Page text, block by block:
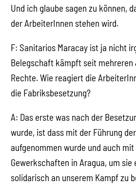
Und ich glaube sagen zu können,
der ArbeiterInnen stehen wird.
F: Sanitarios Maracay ist ja nicht
Belegschaft kämpft seit mehreren
Rechte. Wie reagiert die
die Fabriksbesetzung?
A: Das erste was nach der
wurde, ist dass mit der Führung
aufgenommen wurde und auch
Gewerkschaften in Aragua, um sie
solidarisch an unserem Kampf zu